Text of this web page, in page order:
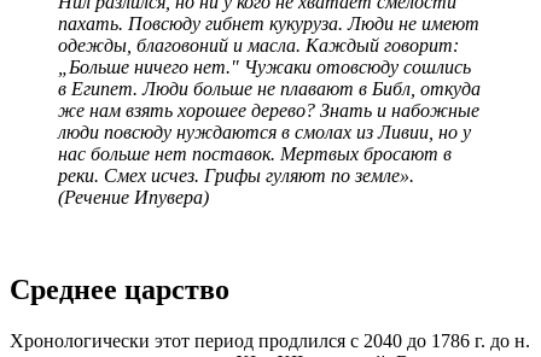
пахать. Повсюду гибнет кукуруза. Люди не имеют
одежды, благовоний и масла. Каждый говорит:
„Больше ничего нет." Чужаки отовсюду сошлись
в Египет. Люди больше не плавают в Библ, откуда
же нам взять хорошее дерево? Знать и набожные
люди повсюду нуждаются в смолах из Ливии, но у
нас больше нет поставок. Мертвых бросают в
реки. Смех исчез. Грифы гуляют по земле».
(Речение Ипувера)
Среднее царство
Хронологически этот период продлился с 2040 до 1786 г. до н.